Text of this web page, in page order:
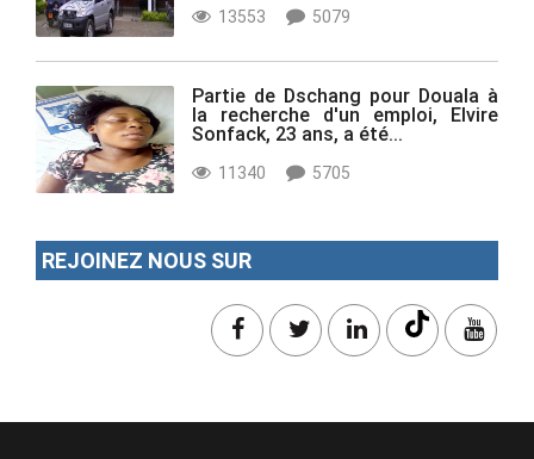
13553 5079
Partie de Dschang pour Douala à
la recherche d'un emploi, Elvire
Sonfack, 23 ans, a été...
11340 5705
REJOINEZ NOUS SUR